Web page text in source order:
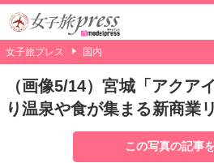
女子旅プレス 国内
（画像5/14）宮城「アクア
り温泉や食が集まる新商業
この写真の記事